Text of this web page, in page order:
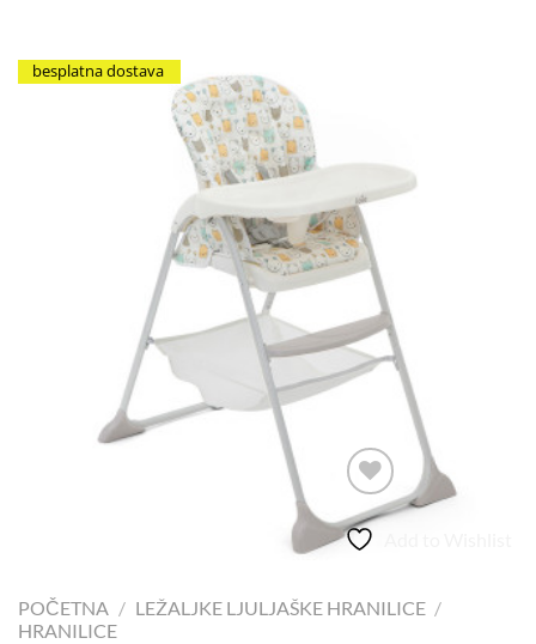
besplatna dostava
POČETNA / LEŽALJKE LJULJAŠKE HRANILICE /
HRANILICE